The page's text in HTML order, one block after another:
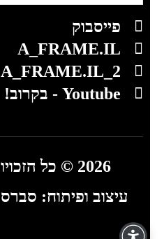
פייסבוק
A_FRAME.IL
A_FRAME.IL_2 - יד2
Youtube - בקרוב!
2026 © כל הזכויות שמורות.
עיצוב ופיתוח: סברס